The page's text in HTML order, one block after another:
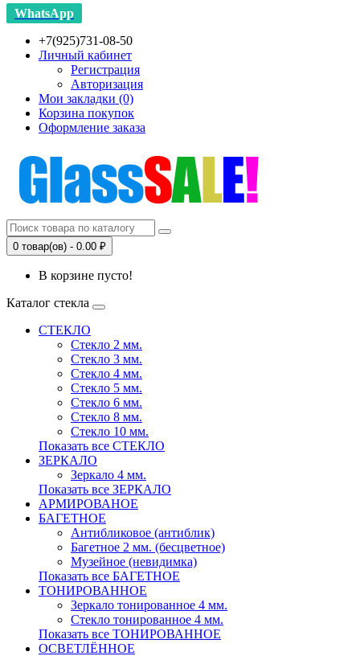
WhatsApp
+7(925)731-08-50
Личный кабинет
Регистрация
Авторизация
Мои закладки (0)
Корзина покупок
Оформление заказа
0 товар(ов) - 0.00 ₽
В корзине пусто!
Каталог стекла
СТЕКЛО
Стекло 2 мм.
Стекло 3 мм.
Стекло 4 мм.
Стекло 5 мм.
Стекло 6 мм.
Стекло 8 мм.
Стекло 10 мм.
Показать все СТЕКЛО
ЗЕРКАЛО
Зеркало 4 мм.
Показать все ЗЕРКАЛО
АРМИРОВАНОЕ
БАГЕТНОЕ
Антибликовое (антиблик)
Багетное 2 мм. (бесцветное)
Музейное (невидимка)
Показать все БАГЕТНОЕ
ТОНИРОВАННОЕ
Зеркало тонированное 4 мм.
Стекло тонированное 4 мм.
Показать все ТОНИРОВАННОЕ
ОСВЕТЛЁННОЕ